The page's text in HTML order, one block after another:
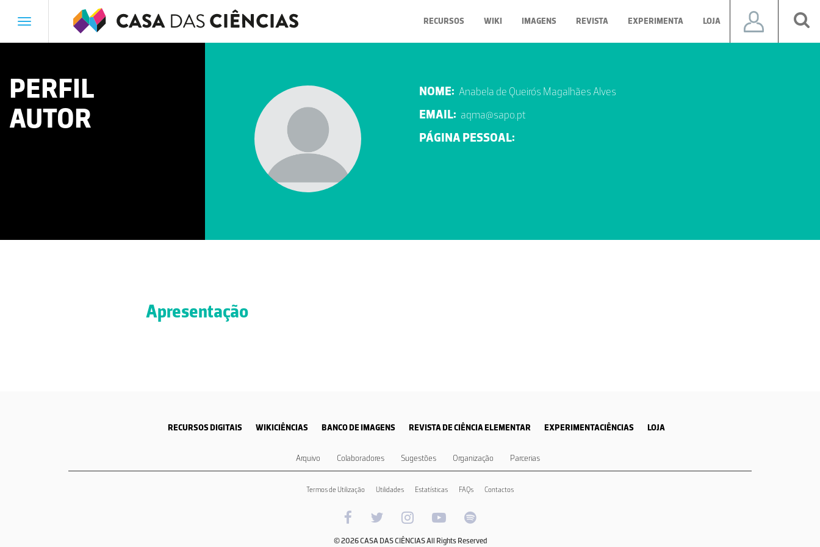
Toggle
RECURSOS WIKI IMAGENS REVISTA EXPERIMENTA LOJA
PERFIL
AUTOR
NOME: Anabela de Queirós Magalhães Alves
EMAIL: aqma@sapo.pt
PÁGINA PESSOAL:
Apresentação
RECURSOS DIGITAIS WIKICIÊNCIAS BANCO DE IMAGENS REVISTA DE CIÊNCIA ELEMENTAR EXPERIMENTACIÊNCIAS LOJA
Arquivo Colaboradores Sugestões Organização Parcerias
Termos de Utilização Utilidades Estatísticas FAQs Contactos
© 2026 CASA DAS CIÊNCIAS All Rights Reserved